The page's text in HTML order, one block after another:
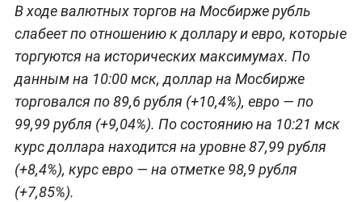
В ходе валютных торгов на Мосбирже рубль
слабеет по отношению к доллару и евро, которые
торгуются на исторических максимумах. По
данным на 10:00 мск, доллар на Мосбирже
торговался по 89,6 рубля (+10,4%), евро — по
99,99 рубля (+9,04%). По состоянию на 10:21 мск
курс доллара находится на уровне 87,99 рубля
(+8,4%), курс евро — на отметке 98,9 рубля
(+7,85%).